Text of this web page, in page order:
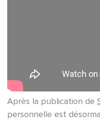
Après la publication de
personnelle est